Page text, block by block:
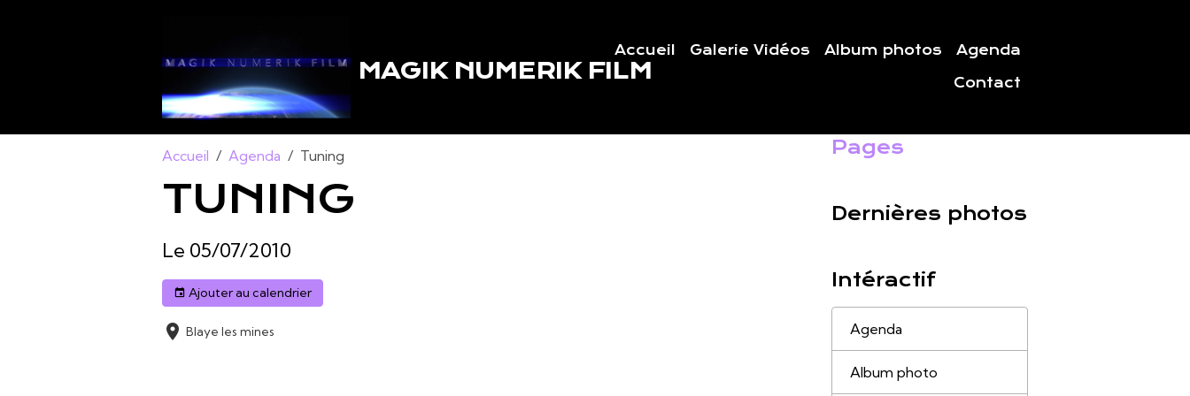
MAGIK NUMERIK FILM
Accueil Galerie Vidéos Album photos Agenda
Contact
Accueil Agenda Tuning
TUNING
Le 05/07/2010
Ajouter au calendrier
Blaye les mines
Pages
Dernières photos
Intéractif
Agenda
Album photo